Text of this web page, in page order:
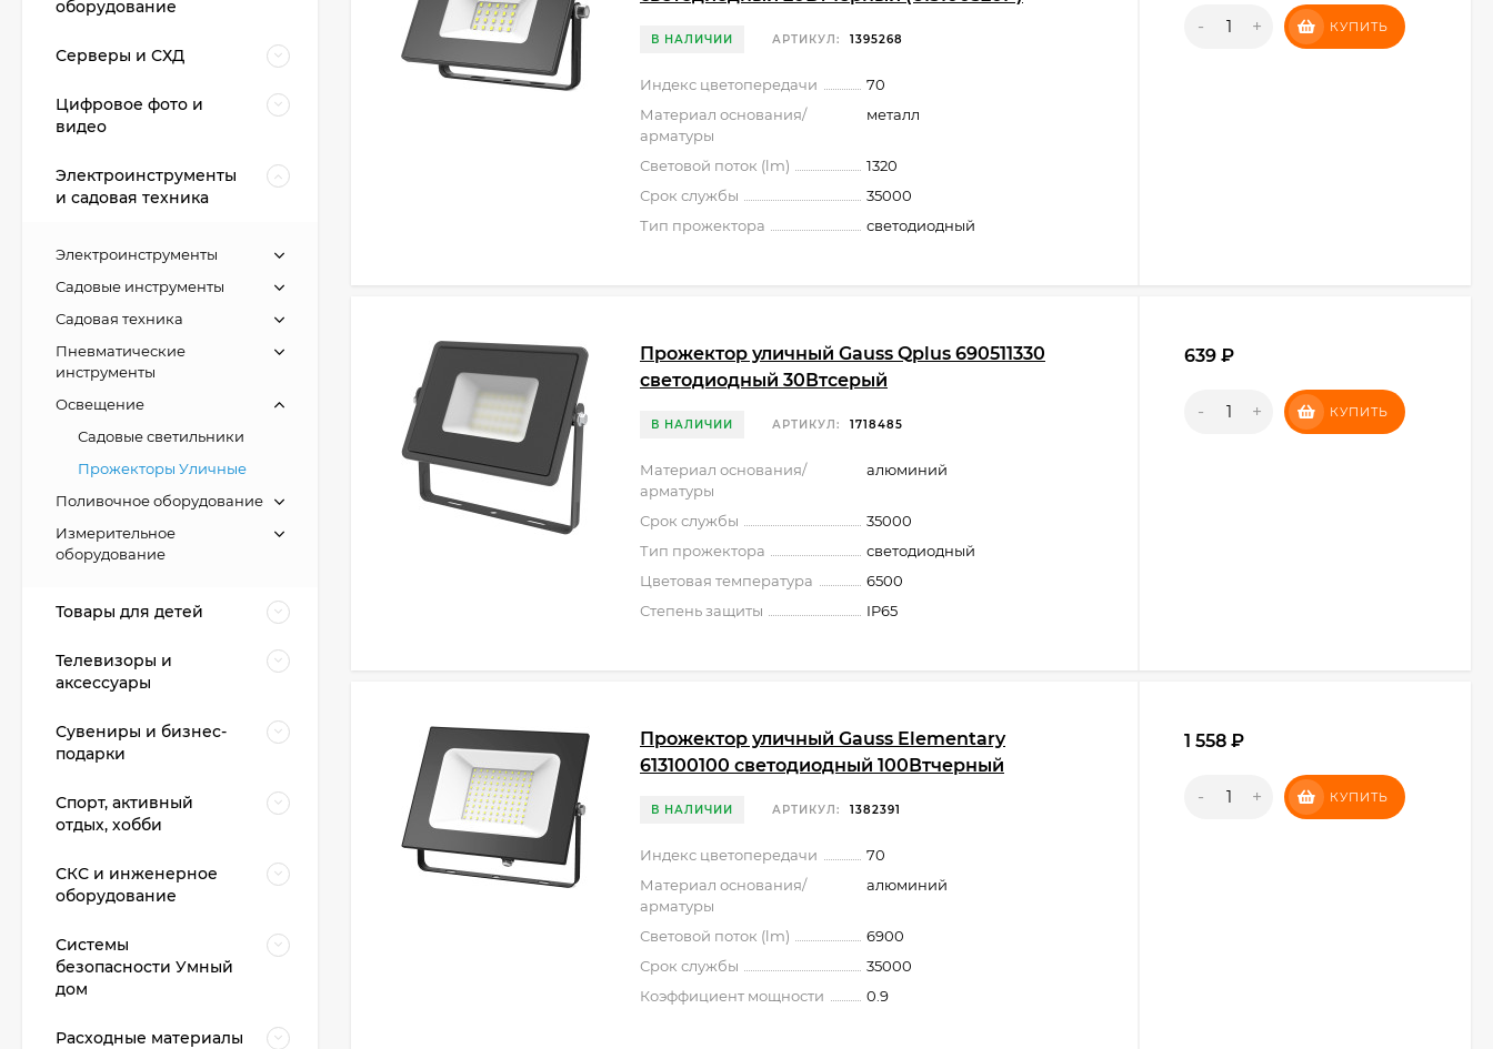
В НАЛИЧИИ АРТИКУЛ: 1395268
Индекс цветопередачи
70
Материал основания/
арматуры
металл
Световой поток (lm)
1320
Срок службы
35000
Тип прожектора
светодиодный
- + КУПИТЬ
Прожектор уличный Gauss Qplus 690511330
светодиодный 30Втсерый
В НАЛИЧИИ АРТИКУЛ: 1718485
Материал основания/
арматуры
алюминий
Срок службы
35000
Тип прожектора
светодиодный
Цветовая температура
6500
Степень защиты
IP65
639 ₽
- + КУПИТЬ
Прожектор уличный Gauss Elementary
613100100 светодиодный 100Втчерный
В НАЛИЧИИ АРТИКУЛ: 1382391
Индекс цветопередачи
70
Материал основания/
арматуры
алюминий
Световой поток (lm)
6900
Срок службы
35000
Коэффициент мощности
0.9
1 558 ₽
- + КУПИТЬ
оборудование
Серверы и СХД
Цифровое фото и
видео
Электроинструменты
и садовая техника
Электроинструменты
Садовые инструменты
Садовая техника
Пневматические
инструменты
Освещение
Садовые светильники
Прожекторы Уличные
Поливочное оборудование
Измерительное
оборудование
Товары для детей
Телевизоры и
аксессуары
Сувениры и бизнес-
подарки
Спорт, активный
отдых, хобби
СКС и инженерное
оборудование
Системы
безопасности Умный
дом
Расходные материалы